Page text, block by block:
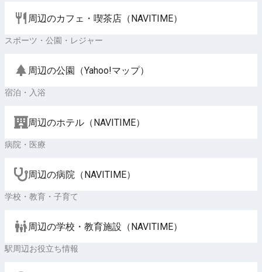
周辺のカフェ・喫茶店（NAVITIME）
スポーツ・公園・レジャー
周辺の公園（Yahoo!マップ）
宿泊・入浴
周辺のホテル（NAVITIME）
病院・医療
周辺の病院（NAVITIME）
学校・教育・子育て
周辺の学校・教育施設（NAVITIME）
駅周辺お役立ち情報